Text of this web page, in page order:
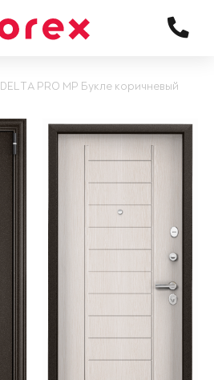
DELTA PRO MP Букле коричневый